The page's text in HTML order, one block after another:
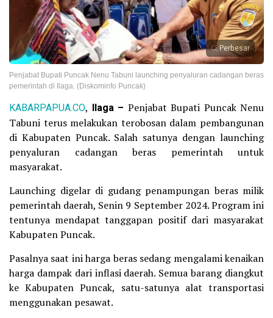
Perbesar
Penjabat Bupati Puncak Nenu Tabuni launching penyaluran cadangan beras
pemerintah di Ilaga. (Diskominfo Puncak)
KABARPAPUA.CO, Ilaga – Penjabat Bupati Puncak Nenu
Tabuni terus melakukan terobosan dalam pembangunan
di Kabupaten Puncak. Salah satunya dengan launching
penyaluran cadangan beras pemerintah untuk
masyarakat.
Launching digelar di gudang penampungan beras milik
pemerintah daerah, Senin 9 September 2024. Program ini
tentunya mendapat tanggapan positif dari masyarakat
Kabupaten Puncak.
Pasalnya saat ini harga beras sedang mengalami kenaikan
harga dampak dari inflasi daerah. Semua barang diangkut
ke Kabupaten Puncak, satu-satunya alat transportasi
menggunakan pesawat.